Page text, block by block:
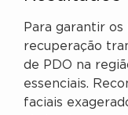
Para garantir
recuperação
de PDO na
essenciais.
faciais